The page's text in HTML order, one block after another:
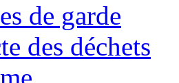
de garde
des déchets